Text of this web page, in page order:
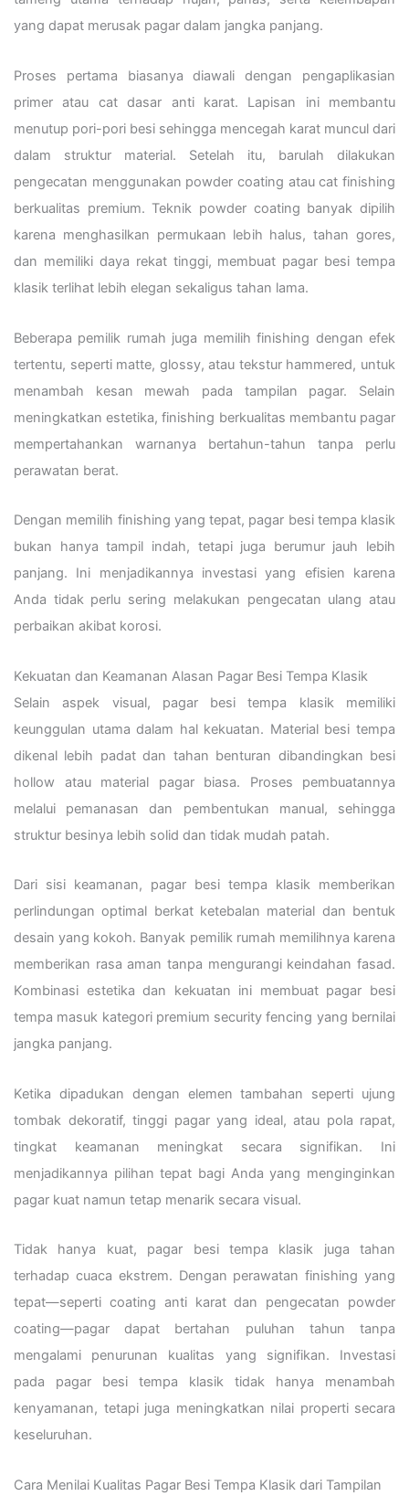
yang dapat merusak pagar dalam jangka panjang.
Proses pertama biasanya diawali dengan pengaplikasian
primer atau cat dasar anti karat. Lapisan ini membantu
menutup pori-pori besi sehingga mencegah karat muncul dari
dalam struktur material. Setelah itu, barulah dilakukan
pengecatan menggunakan powder coating atau cat finishing
berkualitas premium. Teknik powder coating banyak dipilih
karena menghasilkan permukaan lebih halus, tahan gores,
dan memiliki daya rekat tinggi, membuat pagar besi tempa
klasik terlihat lebih elegan sekaligus tahan lama.
Beberapa pemilik rumah juga memilih finishing dengan efek
tertentu, seperti matte, glossy, atau tekstur hammered, untuk
menambah kesan mewah pada tampilan pagar. Selain
meningkatkan estetika, finishing berkualitas membantu pagar
mempertahankan warnanya bertahun-tahun tanpa perlu
perawatan berat.
Dengan memilih finishing yang tepat, pagar besi tempa klasik
bukan hanya tampil indah, tetapi juga berumur jauh lebih
panjang. Ini menjadikannya investasi yang efisien karena
Anda tidak perlu sering melakukan pengecatan ulang atau
perbaikan akibat korosi.
Kekuatan dan Keamanan Alasan Pagar Besi Tempa Klasik
Selain aspek visual, pagar besi tempa klasik memiliki
keunggulan utama dalam hal kekuatan. Material besi tempa
dikenal lebih padat dan tahan benturan dibandingkan besi
hollow atau material pagar biasa. Proses pembuatannya
melalui pemanasan dan pembentukan manual, sehingga
struktur besinya lebih solid dan tidak mudah patah.
Dari sisi keamanan, pagar besi tempa klasik memberikan
perlindungan optimal berkat ketebalan material dan bentuk
desain yang kokoh. Banyak pemilik rumah memilihnya karena
memberikan rasa aman tanpa mengurangi keindahan fasad.
Kombinasi estetika dan kekuatan ini membuat pagar besi
tempa masuk kategori premium security fencing yang bernilai
jangka panjang.
Ketika dipadukan dengan elemen tambahan seperti ujung
tombak dekoratif, tinggi pagar yang ideal, atau pola rapat,
tingkat keamanan meningkat secara signifikan. Ini
menjadikannya pilihan tepat bagi Anda yang menginginkan
pagar kuat namun tetap menarik secara visual.
Tidak hanya kuat, pagar besi tempa klasik juga tahan
terhadap cuaca ekstrem. Dengan perawatan finishing yang
tepat—seperti coating anti karat dan pengecatan powder
coating—pagar dapat bertahan puluhan tahun tanpa
mengalami penurunan kualitas yang signifikan. Investasi
pada pagar besi tempa klasik tidak hanya menambah
kenyamanan, tetapi juga meningkatkan nilai properti secara
keseluruhan.
Cara Menilai Kualitas Pagar Besi Tempa Klasik dari Tampilan